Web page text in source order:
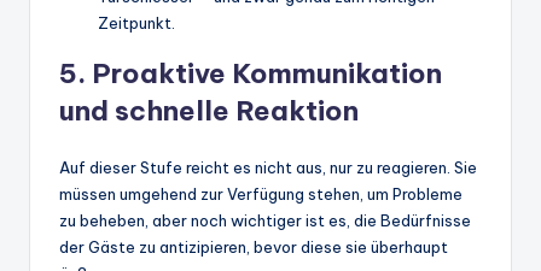
Zeitpunkt.
5. Proaktive Kommunikation
und schnelle Reaktion
Auf dieser Stufe reicht es nicht aus, nur zu reagieren. Sie
müssen umgehend zur Verfügung stehen, um Probleme
zu beheben, aber noch wichtiger ist es, die Bedürfnisse
der Gäste zu antizipieren, bevor diese sie überhaupt